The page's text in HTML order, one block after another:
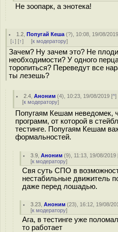
Не зоопарк, а энотека!
1.2 ,Попугай Кеша (?), 10:08, 19/08/
[↓] [↑] [к модератору]
Зачем? Ну зачем это? Не
необходимости? У одного
торопиться? Переведут все
ты лезешь?
2.4 ,Аноним (4), 10:23, 19/08/2019 [^]
[к модератору]
Попугаям Кешам неведомек,
программ, от которой в
тестинге. Попугаям Кешам
формальностей.
3.9 ,Аноним (9), 11:13, 19/08/2019
[к модератору]
Свя суть СПО в
нестабильные движитель
даже перед лошадью.
3.23 ,Аноним (23), 16:12, 19/08/
[к модератору]
Ага, в тестинге уже
то работает